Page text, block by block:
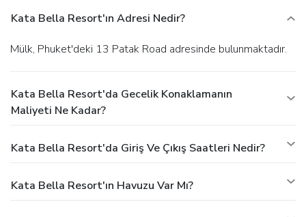
Kata Bella Resort'ın Adresi Nedir?
Mülk, Phuket'deki 13 Patak Road adresinde bulunmaktadır.
Kata Bella Resort'da Gecelik Konaklamanın
Maliyeti Ne Kadar?
Kata Bella Resort'da Giriş Ve Çıkış Saatleri Nedir?
Kata Bella Resort'ın Havuzu Var Mı?